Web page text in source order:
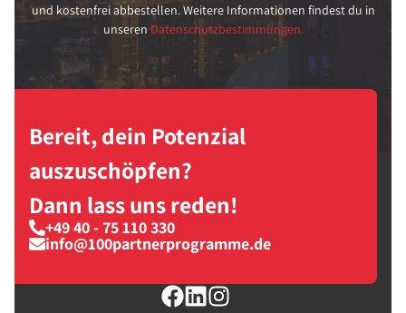
und kostenfrei abbestellen. Weitere Informationen findest du in
unseren Datenschutzbestimmungen.
Bereit, dein Potenzial
auszuschöpfen?
Dann lass uns reden!
+49 40 - 75 110 330
info@100partnerprogramme.de